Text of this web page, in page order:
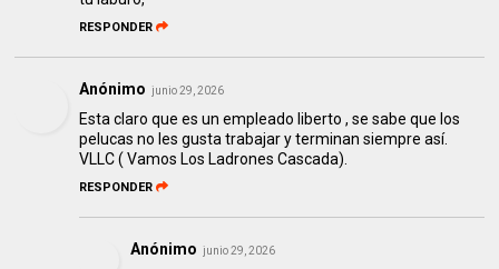
RESPONDER
Anónimo junio 29, 2026
Esta claro que es un empleado liberto , se sabe que los
pelucas no les gusta trabajar y terminan siempre así.
VLLC ( Vamos Los Ladrones Cascada).
RESPONDER
Anónimo junio 29, 2026